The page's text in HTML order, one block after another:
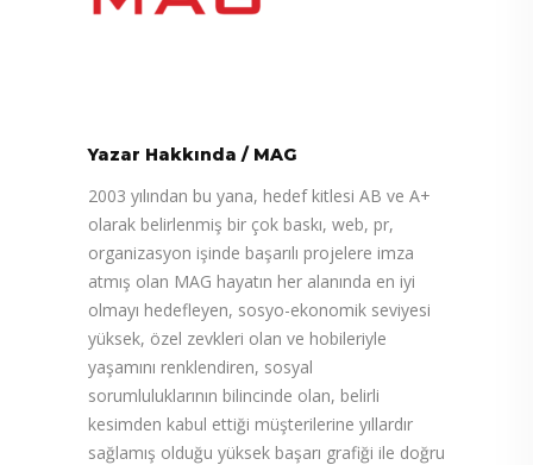
Yazar Hakkında / MAG
2003 yılından bu yana, hedef kitlesi AB ve A+
olarak belirlenmiş bir çok baskı, web, pr,
organizasyon işinde başarılı projelere imza
atmış olan MAG hayatın her alanında en iyi
olmayı hedefleyen, sosyo-ekonomik seviyesi
yüksek, özel zevkleri olan ve hobileriyle
yaşamını renklendiren, sosyal
sorumluluklarının bilincinde olan, belirli
kesimden kabul ettiği müşterilerine yıllardır
sağlamış olduğu yüksek başarı grafiği ile doğru